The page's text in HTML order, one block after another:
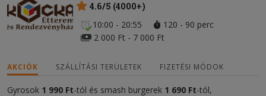
4.6/5 (4000+)
10:00 - 20:55
120 - 90 perc
2 000 Ft - 7 000 Ft
AKCIÓK SZÁLLÍTÁSI TERÜLETEK FIZETÉSI MÓDOK
Gyrosok 1 990 Ft-tól és smash burgerek 1 690 Ft-tól,